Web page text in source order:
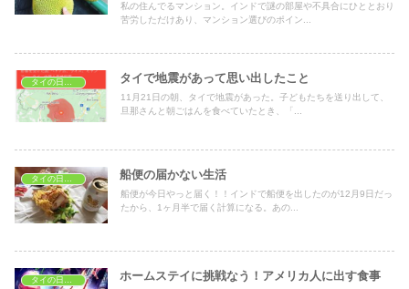
私の住んでるマンション。インドで謎の部屋や不具合にひととおり
苦労しただけあり、マンション選びのポイン...
タイの日常生活 タイで地震があって思い出したこと
11月21日の朝、タイで地震があった。子どもたちを送り出して、
旦那さんと朝ごはんを食べていたとき、「...
船便の届かない生活
船便が今日やっと届く！！インドで船便を出したのが12月9日だっ
たから、1ヶ月半で届く計算になる。あの...
タイの日常生活 ホームステイに挑戦なう！アメリカ人に出す食事